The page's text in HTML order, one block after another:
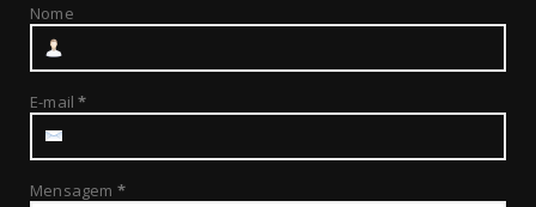
Nome
E-mail*
Mensagem *